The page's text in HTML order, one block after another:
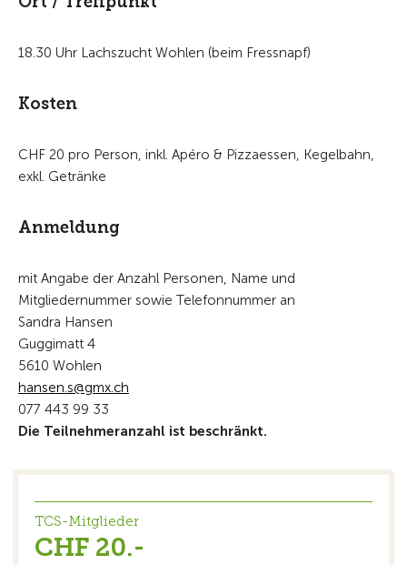
18.30 Uhr Lachszucht Wohlen (beim Fressnapf)
Kosten
CHF 20 pro Person, inkl. Apéro & Pizzaessen, Kegelbahn,
exkl. Getränke
Anmeldung
mit Angabe der Anzahl Personen, Name und
Mitgliedernummer sowie Telefonnummer an
Sandra Hansen
Guggimatt 4
5610 Wohlen
h ns n s gmx ch
077 443 99 33
Die Teilnehmeranzahl ist beschränkt.
TCS-Mitglieder
CHF 20.-